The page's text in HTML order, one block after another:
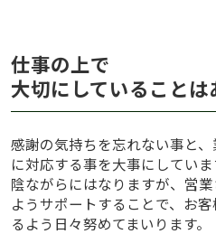
仕事の上で
大切にしていることは
感謝の気持ちを忘れない事と
に対応する事を大事にしていま
陰ながらにはなりますが、営
ようサポートすることで、お
るよう日々努めてまいります。